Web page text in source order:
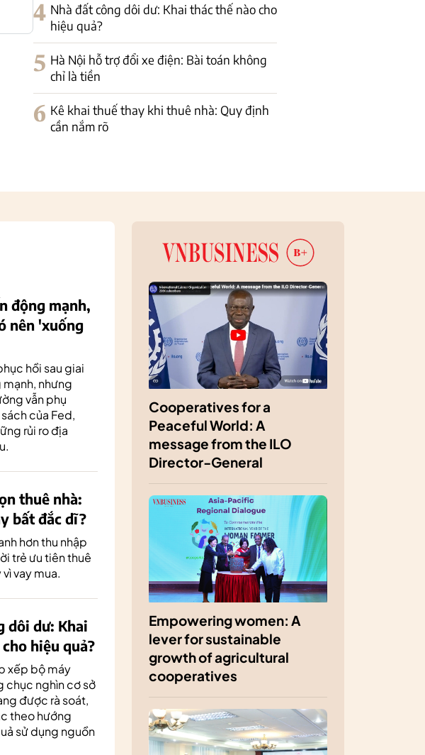
4 Nhà đất công dôi dư: Khai thác thế nào cho
hiệu quả?
5 Hà Nội hỗ trợ đổi xe điện: Bài toán không
chỉ là tiền
6 Kê khai thuế thay khi thuê nhà: Quy định
cần nắm rõ
động mạnh,
nên 'xuống
hồi sau giai
nhưng
vẫn phụ
của Fed,
rủi ro địa
thuê nhà:
bất đắc dĩ?
hơn thu nhập
trẻ ưu tiên thuê
vay mua.
dôi dư: Khai
hiệu quả?
xếp bộ máy
chục nghìn cơ sở
được rà soát,
theo hướng
sử dụng nguồn
Cooperatives for a
Peaceful World: A
message from the ILO
Director-General
Empowering women: A
lever for sustainable
growth of agricultural
cooperatives